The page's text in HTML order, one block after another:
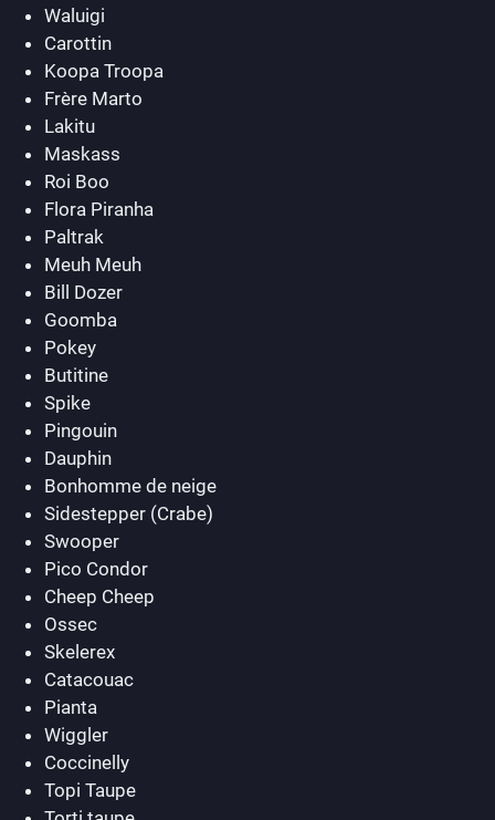
Waluigi
Carottin
Koopa Troopa
Frère Marto
Lakitu
Maskass
Roi Boo
Flora Piranha
Paltrak
Meuh Meuh
Bill Dozer
Goomba
Pokey
Butitine
Spike
Pingouin
Dauphin
Bonhomme de neige
Sidestepper (Crabe)
Swooper
Pico Condor
Cheep Cheep
Ossec
Skelerex
Catacouac
Pianta
Wiggler
Coccinelly
Topi Taupe